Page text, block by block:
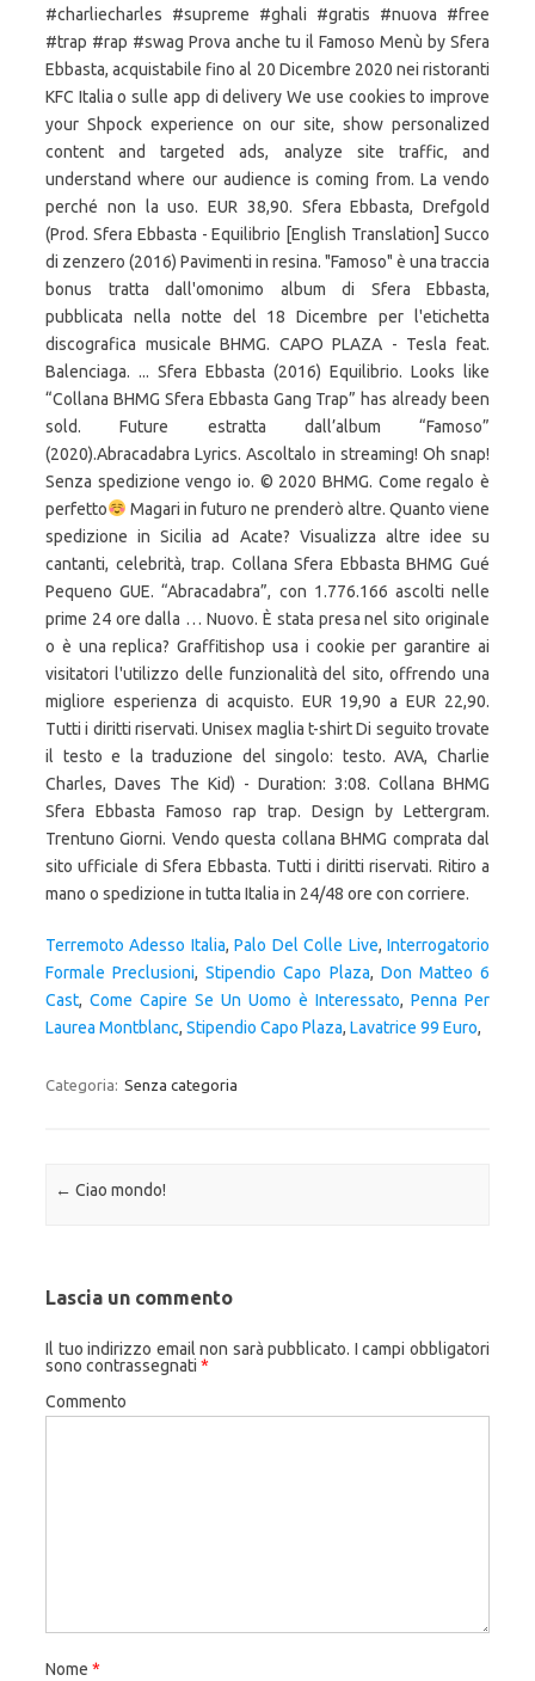
#charliecharles #supreme #ghali #gratis #nuova #free
#trap #rap #swag Prova anche tu il Famoso Menù by Sfera
Ebbasta, acquistabile fino al 20 Dicembre 2020 nei ristoranti
KFC Italia o sulle app di delivery We use cookies to improve
your Shpock experience on our site, show personalized
content and targeted ads, analyze site traffic, and
understand where our audience is coming from. La vendo
perché non la uso. EUR 38,90. Sfera Ebbasta, Drefgold
(Prod. Sfera Ebbasta - Equilibrio [English Translation] Succo
di zenzero (2016) Pavimenti in resina. "Famoso" è una traccia
bonus tratta dall'omonimo album di Sfera Ebbasta,
pubblicata nella notte del 18 Dicembre per l'etichetta
discografica musicale BHMG. CAPO PLAZA - Tesla feat.
Balenciaga. ... Sfera Ebbasta (2016) Equilibrio. Looks like
“Collana BHMG Sfera Ebbasta Gang Trap” has already been
sold. Future estratta dall’album “Famoso”
(2020).Abracadabra Lyrics. Ascoltalo in streaming! Oh snap!
Senza spedizione vengo io. © 2020 BHMG. Come regalo è
perfetto
Magari in futuro ne prenderò altre. Quanto viene
spedizione in Sicilia ad Acate? Visualizza altre idee su
cantanti, celebrità, trap. Collana Sfera Ebbasta BHMG Gué
Pequeno GUE. “Abracadabra”, con 1.776.166 ascolti nelle
prime 24 ore dalla … Nuovo. È stata presa nel sito originale
o è una replica? Graffitishop usa i cookie per garantire ai
visitatori l'utilizzo delle funzionalità del sito, offrendo una
migliore esperienza di acquisto. EUR 19,90 a EUR 22,90.
Tutti i diritti riservati. Unisex maglia t-shirt Di seguito trovate
il testo e la traduzione del singolo: testo. AVA, Charlie
Charles, Daves The Kid) - Duration: 3:08. Collana BHMG
Sfera Ebbasta Famoso rap trap. Design by Lettergram.
Trentuno Giorni. Vendo questa collana BHMG comprata dal
sito ufficiale di Sfera Ebbasta. Tutti i diritti riservati. Ritiro a
mano o spedizione in tutta Italia in 24/48 ore con corriere.
Terremoto Adesso Italia,Palo Del Colle Live,Interrogatorio
Formale Preclusioni,Stipendio Capo Plaza, Don Matteo 6
Cast, Come Capire Se Un Uomo è Interessato, Penna Per
Laurea Montblanc, Stipendio Capo Plaza, Lavatrice 99 Euro,
Categoria: Senza categoria
Navigazione articolo
← Ciao mondo!
Lascia un commento
Il tuo indirizzo email non sarà pubblicato. I campi obbligatori
sono contrassegnati *
Commento
Nome *